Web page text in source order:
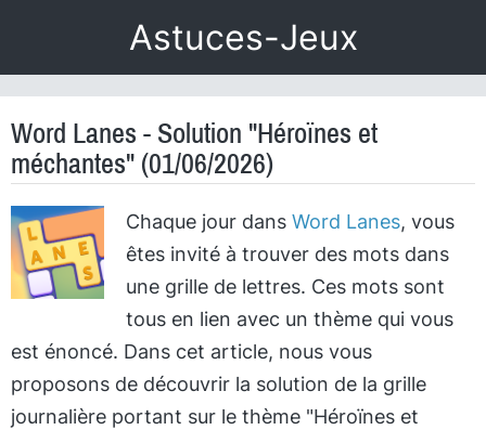
Astuces-Jeux
Word Lanes - Solution "Héroïnes et
méchantes" (01/06/2026)
Chaque jour dans Word Lanes, vous
êtes invité à trouver des mots dans
une grille de lettres. Ces mots sont
tous en lien avec un thème qui vous
est énoncé. Dans cet article, nous vous
proposons de découvrir la solution de la grille
journalière portant sur le thème "Héroïnes et